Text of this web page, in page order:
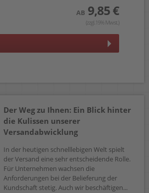
AB 9,85 €
(zzgl.19% Mwst.)
Der Weg zu Ihnen: Ein Blick hinter
die Kulissen unserer
Versandabwicklung
In der heutigen schnelllebigen Welt spielt
der Versand eine sehr entscheidende Rolle.
Für Unternehmen wachsen die
Anforderungen bei der Belieferung der
Kundschaft stetig. Auch wir beschäftigen...